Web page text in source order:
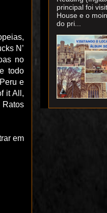
N’
no
todo
e
it All,
Ratos
em
principal foi
House e o
do pri...